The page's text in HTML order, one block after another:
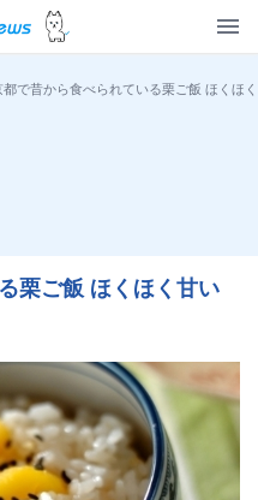
都で昔から食べられている栗ご飯 ほくほ
栗ご飯 ほくほく甘い